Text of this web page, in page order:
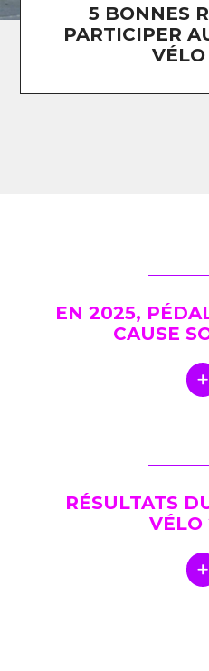
5 BONNES
PARTICIPER
EN 2025,
CAUSE
RÉSULTATS